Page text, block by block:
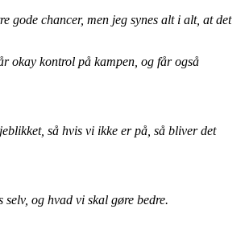
gode chancer, men jeg synes alt i alt, at det
okay kontrol på kampen, og får også
så hvis vi ikke er på, så bliver det
og hvad vi skal gøre bedre.